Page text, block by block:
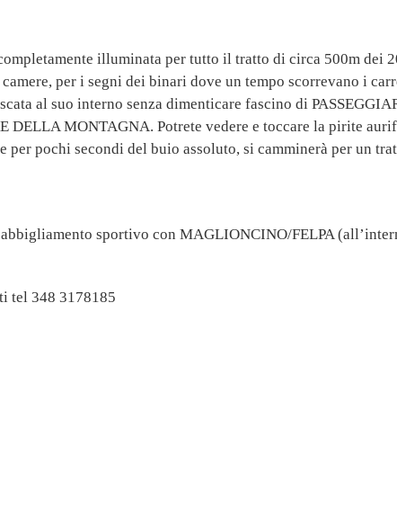
illuminata per tutto il tratto di circa 500m
per i segni dei binari dove un tempo scorrevano i
al suo interno senza dimenticare fascino di
DELLA MONTAGNA. Potrete vedere e toccare la pirite
per pochi secondi del buio assoluto, si camminerà per un
sportivo con MAGLIONCINO/FELPA
tel 348 3178185